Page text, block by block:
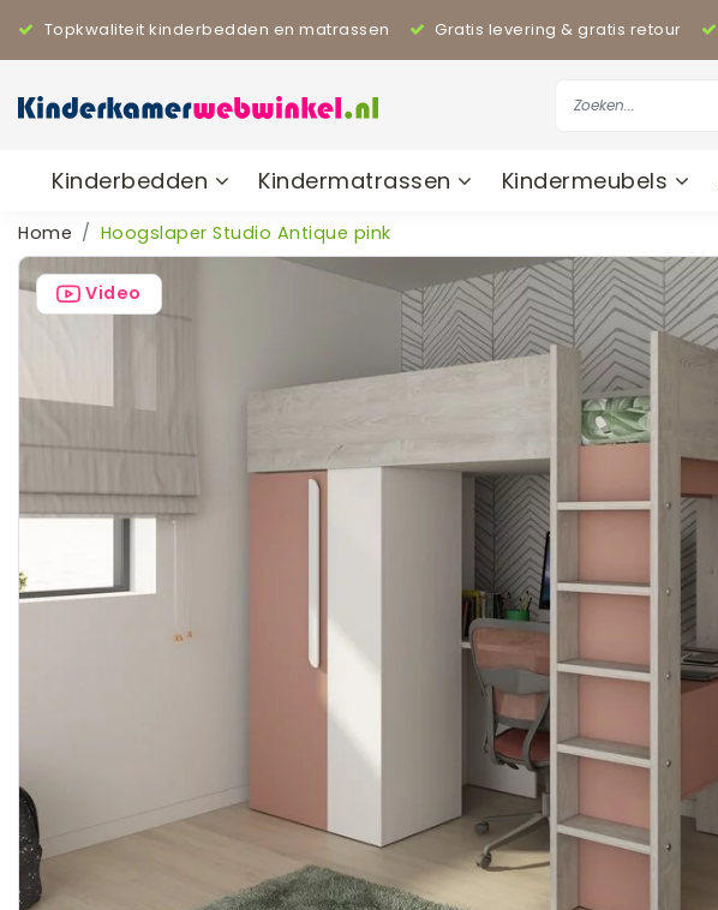
Topkwaliteit kinderbedden en matrassen Gratis levering & gratis retour
Kinderbedden Kindermatrassen Kindermeubels
Home Hoogslaper Studio Antique pink
Video